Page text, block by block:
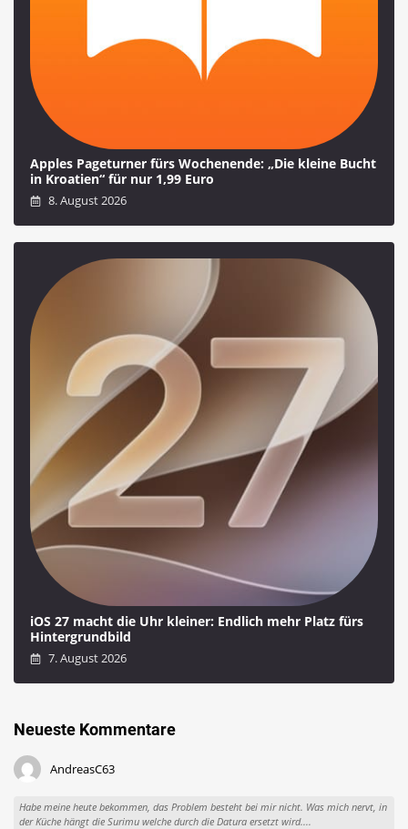
Apples Pageturner fürs Wochenende: „Die kleine Bucht
in Kroatien“ für nur 1,99 Euro
8. August 2026
iOS 27 macht die Uhr kleiner: Endlich mehr Platz fürs
Hintergrundbild
7. August 2026
Neueste Kommentare
AndreasC63
Habe meine heute bekommen, das Problem besteht bei mir nicht. Was mich nervt, in
der Küche hängt die Surimu welche durch die Datura ersetzt wird....